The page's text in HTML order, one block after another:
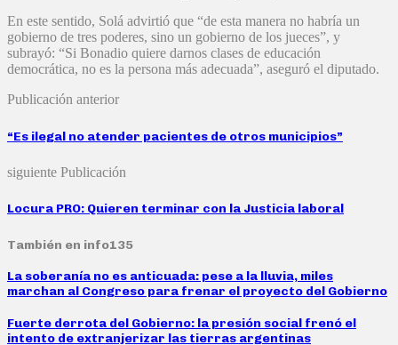
En este sentido, Solá advirtió que “de esta manera no habría un
gobierno de tres poderes, sino un gobierno de los jueces”, y
subrayó: “Si Bonadio quiere darnos clases de educación
democrática, no es la persona más adecuada”, aseguró el diputado.
Publicación anterior
“Es ilegal no atender pacientes de otros municipios”
siguiente Publicación
Locura PRO: Quieren terminar con la Justicia laboral
También en info135
La soberanía no es anticuada: pese a la lluvia, miles
marchan al Congreso para frenar el proyecto del Gobierno
Fuerte derrota del Gobierno: la presión social frenó el
intento de extranjerizar las tierras argentinas